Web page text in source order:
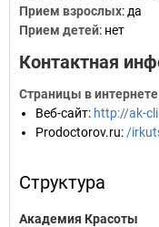
Прием взрослых: да
Прием детей: нет
Контактная
Страницы в интернете
Веб-сайт: http://ak-
Prodoctorov.ru: /
Структура
Академия Красоты